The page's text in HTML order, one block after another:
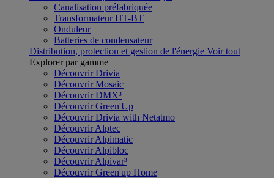
Canalisation préfabriquée
Transformateur HT-BT
Onduleur
Batteries de condensateur
Distribution, protection et gestion de l'énergie Voir tout
Explorer par gamme
Découvrir Drivia
Découvrir Mosaic
Découvrir DMX³
Découvrir Green'Up
Découvrir Drivia with Netatmo
Découvrir Alptec
Découvrir Alpimatic
Découvrir Alpibloc
Découvrir Alpivar³
Découvrir Green'up Home